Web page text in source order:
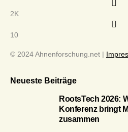
2K
10
© 2024 Ahnenforschung.net |
Neueste Beiträge
RootsTech 2026:
Konferenz bringt
zusammen